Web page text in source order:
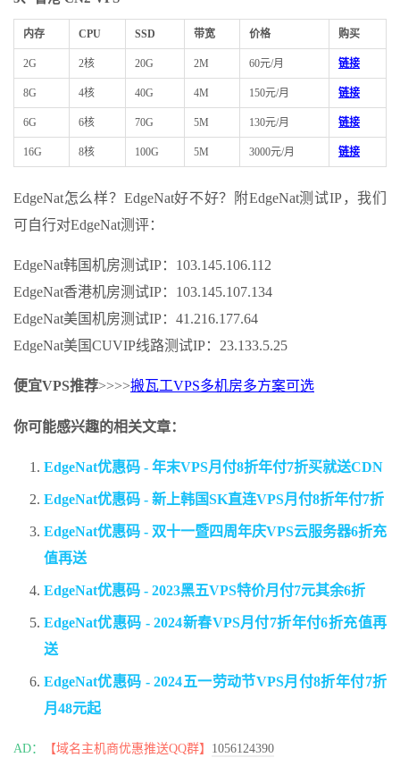
内存 CPU SSD 带宽 价格 购买
2G 2核 20G 2M 60元/月 链接
8G 4核 40G 4M 150元/月 链接
6G 6核 70G 5M 130元/月 链接
16G 8核 100G 5M 3000元/月 链接
EdgeNat怎么样？EdgeNat好不好？附EdgeNat测试IP，我们
可自行对EdgeNat测评：
EdgeNat韩国机房测试IP：103.145.106.112
EdgeNat香港机房测试IP：103.145.107.134
EdgeNat美国机房测试IP：41.216.177.64
EdgeNat美国CUVIP线路测试IP：23.133.5.25
便宜VPS推荐>>>>搬瓦工VPS多机房多方案可选
你可能感兴趣的相关文章：
EdgeNat优惠码 - 年末VPS月付8折年付7折买就送CDN
EdgeNat优惠码 - 新上韩国SK直连VPS月付8折年付7折
EdgeNat优惠码 - 双十一暨四周年庆VPS云服务器6折充
值再送
EdgeNat优惠码 - 2023黑五VPS特价月付7元其余6折
EdgeNat优惠码 - 2024新春VPS月付7折年付6折充值再
送
EdgeNat优惠码 - 2024五一劳动节VPS月付8折年付7折
月48元起
AD： 【域名主机商优惠推送QQ群】 1056124390